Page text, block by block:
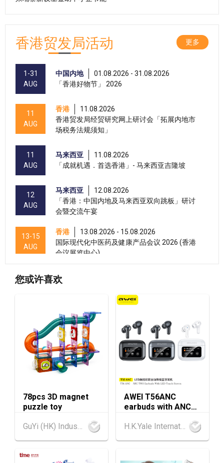
香港贸发局活动 更多
1-31
AUG
中国内地
01.08.2026 - 31.08.2026
「香港好物节」 2026
11
AUG
香港
11.08.2026
香港贸发局经贸研究网上研讨会「拓展内地市
场税务法规须知」
11
AUG
马来西亚
11.08.2026
「成就机遇．首选香港」- 马来西亚吉隆坡
12
AUG
马来西亚
12.08.2026
「香港：中国内地及马来西亚双向跳板」研讨
会暨交流午宴
13-15
AUG
香港
13.08.2026 - 15.08.2026
国际现代化中医药及健康产品会议 2026 (香港
会议展览中心)
13-15
香港
香港贸发局美食商贸博览 2026 (香港会议展览
AUG
香港
13.08.2026 - 15.08.2026
香港贸发局香港国际茶展 2026 (香港会议展览
中心)
13-17
AUG
香港
13.08.2026 - 17.08.2026
香港贸发局美食博览 2026 (香港会议展览中心)
13-17
AUG
香港
13.08.2026 - 17.08.2026
香港贸发局家电‧家居‧博览 2026 (香港会议展
13-17
AUG
13.08.2026 - 17.08.2026
览中心)
您或许喜欢
78pcs 3D magnet
puzzle toy
GuYi (HK) Industrial Co.,Limited
AWEI T56ANC
earbuds with ANC
H.K.Yale International Industry Co., Limited